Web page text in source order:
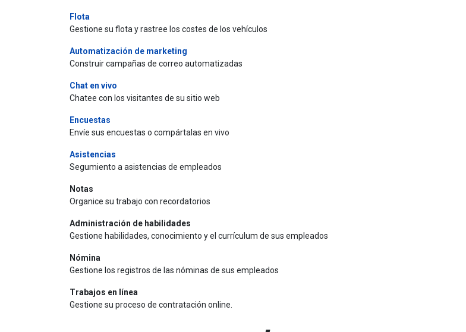
Flota
Gestione su flota y rastree los costes de los vehículos
Automatización de marketing
Construir campañas de correo automatizadas
Chat en vivo
Chatee con los visitantes de su sitio web
Encuestas
Envíe sus encuestas o compártalas en vivo
Asistencias
Segumiento a asistencias de empleados
Notas
Organice su trabajo con recordatorios
Administración de habilidades
Gestione habilidades, conocimiento y el currículum de sus empleados
Nómina
Gestione los registros de las nóminas de sus empleados
Trabajos en línea
Gestione su proceso de contratación online.